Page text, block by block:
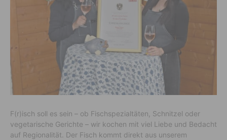
F(r)isch soll es sein – ob Fischspezialtäten, Schnitzel oder
vegetarische Gerichte – wir kochen mit viel Liebe und Bedacht
auf Regionalität. Der Fisch kommt direkt aus unserem